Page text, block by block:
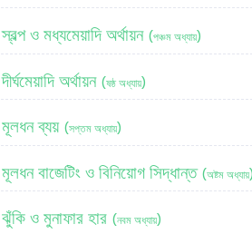
স্বল্প ও মধ্যমেয়াদি অর্থায়ন (পঞ্চম অধ্যায়)
দীর্ঘমেয়াদি অর্থায়ন (ষষ্ঠ অধ্যায়)
মূলধন ব্যয় (সপ্তম অধ্যায়)
মূলধন বাজেটিং ও বিনিয়োগ সিদ্ধান্ত (অষ্টম
ঝুঁকি ও মুনাফার হার (নবম অধ্যায়)